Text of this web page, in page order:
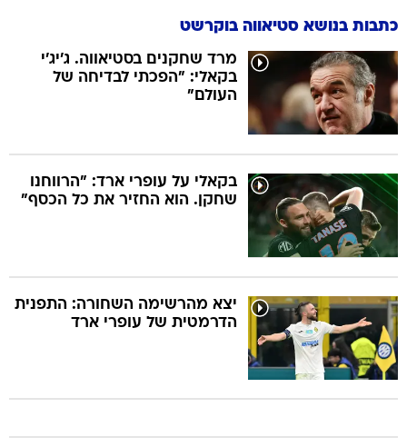
כתבות בנושא סטיאווה בוקרשט
מרד שחקנים בסטיאווה. ג'יג'י
בקאלי: "הפכתי לבדיחה של
העולם"
בקאלי על עופרי ארד: "הרווחנו
שחקן. הוא החזיר את כל הכסף"
יצא מהרשימה השחורה: התפנית
הדרמטית של עופרי ארד